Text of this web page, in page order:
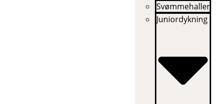
Svømmehallen
Juniordykning